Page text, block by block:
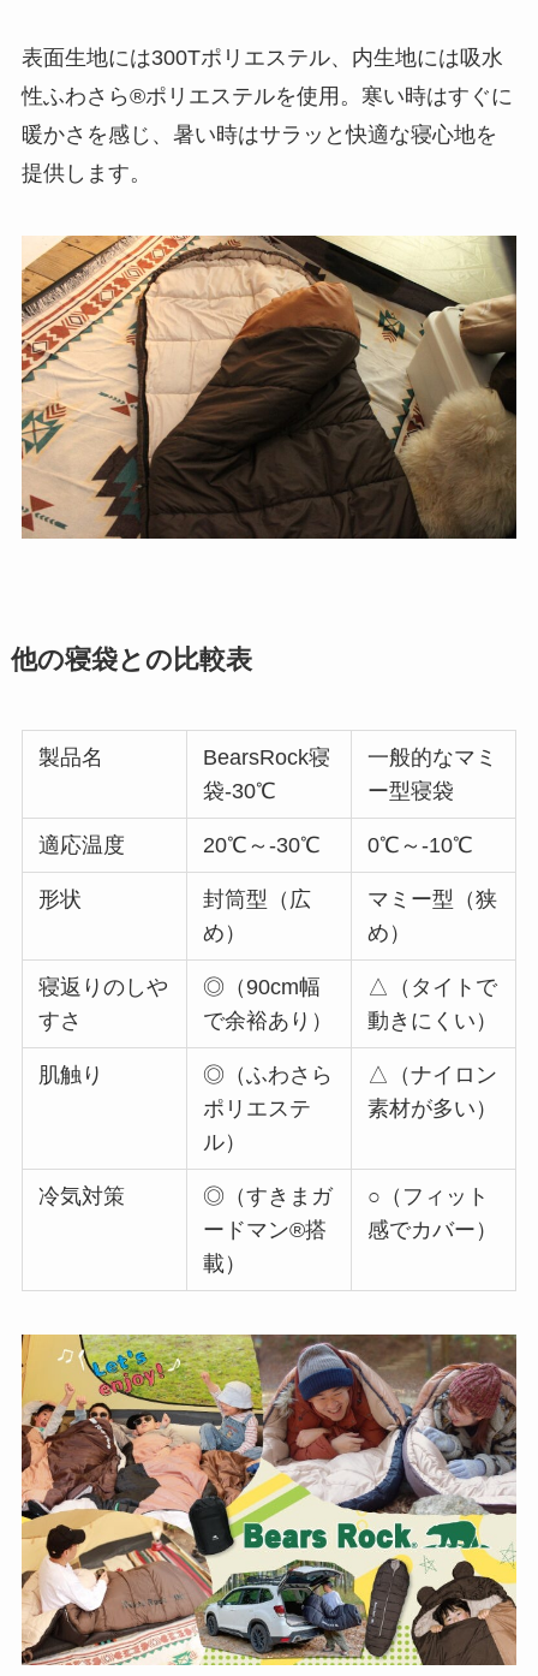
表面生地には300Tポリエステル、内生地には吸水
性ふわさら®ポリエステルを使用。寒い時はすぐに
暖かさを感じ、暑い時はサラッと快適な寝心地を
提供します。
他の寝袋との比較表
製品名
BearsRock寝
袋-30℃
一般的なマミ
ー型寝袋
適応温度 20℃～-30℃ 0℃～-10℃
形状
封筒型（広
め）
マミー型（狭
め）
寝返りのしや
すさ
◎（90cm幅
で余裕あり）
△（タイトで
動きにくい）
肌触り
◎（ふわさら
ポリエステ
ル）
△（ナイロン
素材が多い）
冷気対策
◎（すきまガ
ードマン®搭
載）
○（フィット
感でカバー）